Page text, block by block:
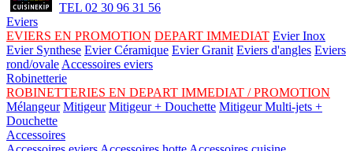
TEL 02 30 96 31 56
Eviers
EVIERS EN PROMOTION DEPART IMMEDIAT Evier Inox
Evier Synthese Evier Céramique Evier Granit Eviers d'angles Eviers
rond/ovale Accessoires eviers
Robinetterie
ROBINETTERIES EN DEPART IMMEDIAT / PROMOTION
Mélangeur Mitigeur Mitigeur + Douchette Mitigeur Multi-jets +
Douchette
Accessoires